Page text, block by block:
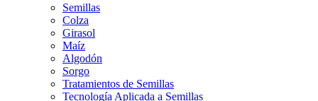
Semillas
Colza
Girasol
Maíz
Algodón
Sorgo
Tratamientos de Semillas
Tecnología Aplicada a Semillas